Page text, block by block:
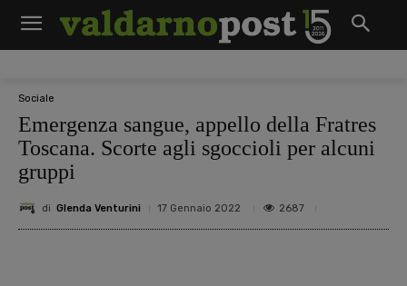
Sociale
Emergenza sangue, appello della Fratres
Toscana. Scorte agli sgoccioli per alcuni
gruppi
di Glenda Venturini 17 Gennaio 2022 2687